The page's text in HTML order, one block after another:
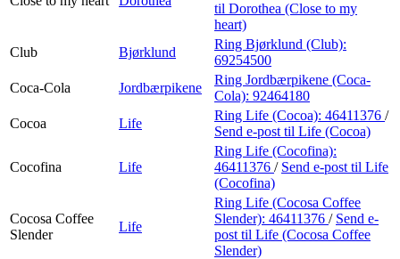
til Dorothea (Close to my
heart)
Club
Bjørklund
Ring Bjørklund (Club):
69254500
Coca-Cola
Jordbærpikene
Ring Jordbærpikene (Coca-
Cola): 92464180
Cocoa
Life
Ring Life (Cocoa): 46411376 /
Send e-post til Life (Cocoa)
Cocofina Life
Ring Life (Cocofina):
46411376 / Send e-post til Life
(Cocofina)
Cocosa Coffee
Slender
Life
Ring Life (Cocosa Coffee
Slender): 46411376 / Send e-
post til Life (Cocosa Coffee
Slender)